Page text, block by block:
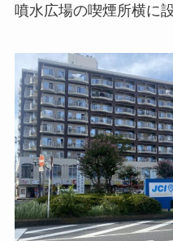
噴水広場の喫煙所横に